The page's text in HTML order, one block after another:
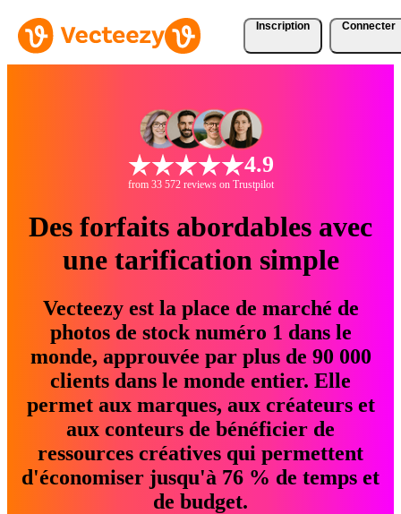
Inscription Connecter
4.9
from 33 572 reviews on Trustpilot
Des forfaits abordables avec
une tarification simple
Vecteezy est la place de marché de
photos de stock numéro 1 dans le
monde, approuvée par plus de 90 000
clients dans le monde entier. Elle
permet aux marques, aux créateurs et
aux conteurs de bénéficier de
ressources créatives qui permettent
d'économiser jusqu'à 76 % de temps et
de budget.